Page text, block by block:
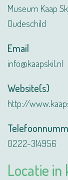
Museum Kaap
Oudeschild
Email
info@kaapskil.nl
Website(s)
http://
0222-314956
Locatie in